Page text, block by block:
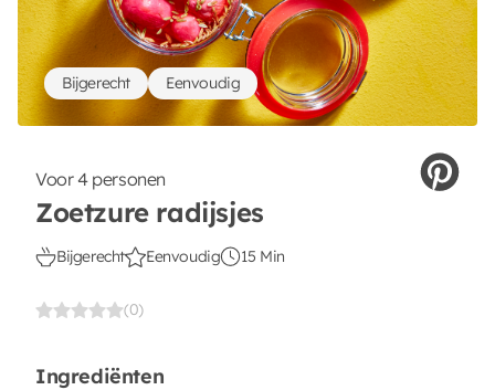
Voor 4 personen
Zoetzure radijsjes
Bijgerecht Eenvoudig 15 Min
(0)
Bijgerecht Eenvoudig
Ingrediënten